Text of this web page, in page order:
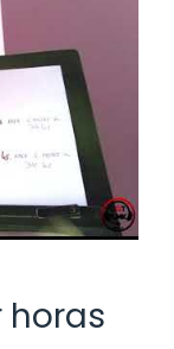
horas